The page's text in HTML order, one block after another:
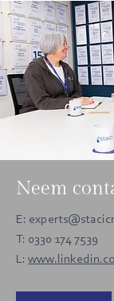
Neem
E:
T: 0330 174 7539
L: